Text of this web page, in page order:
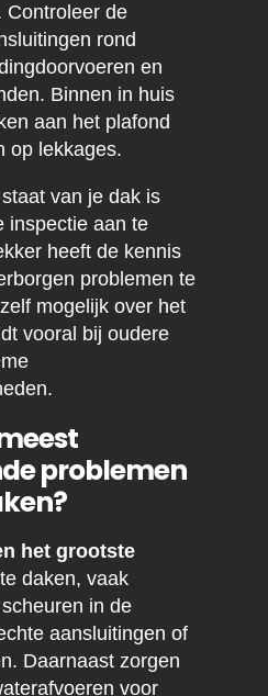
Controleer de
rond
en
Binnen in huis
aan het plafond
op lekkages.
van je dak is
inspectie aan te
heeft de kennis
problemen te
mogelijk over het
vooral bij oudere
problemen
het grootste
daken, vaak
in de
aansluitingen of
Daarnaast zorgen
voor